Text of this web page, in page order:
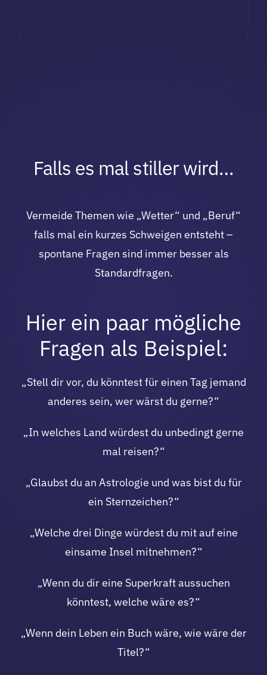
Falls es mal stiller wird…
Vermeide Themen wie „Wetter“ und „Beruf“
falls mal ein kurzes Schweigen entsteht –
spontane Fragen sind immer besser als
Standardfragen.
Hier ein paar mögliche
Fragen als Beispiel:
„Stell dir vor, du könntest für einen Tag jemand
anderes sein, wer wärst du gerne?“
„In welches Land würdest du unbedingt gerne
mal reisen?“
„Glaubst du an Astrologie und was bist du für
ein Sternzeichen?“
„Welche drei Dinge würdest du mit auf eine
einsame Insel mitnehmen?“
„Wenn du dir eine Superkraft aussuchen
könntest, welche wäre es?“
„Wenn dein Leben ein Buch wäre, wie wäre der
Titel?“